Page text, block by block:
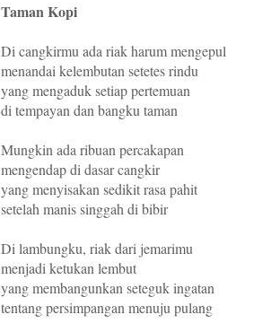
Taman Kopi
Di cangkirmu ada riak harum mengepul
menandai kelembutan setetes rindu
yang mengaduk setiap pertemuan
di tempayan dan bangku taman
Mungkin ada ribuan percakapan
mengendap di dasar cangkir
yang menyisakan sedikit rasa pahit
setelah manis singgah di bibir
Di lambungku, riak dari jemarimu
menjadi ketukan lembut
yang membangunkan seteguk ingatan
tentang persimpangan menuju pulang